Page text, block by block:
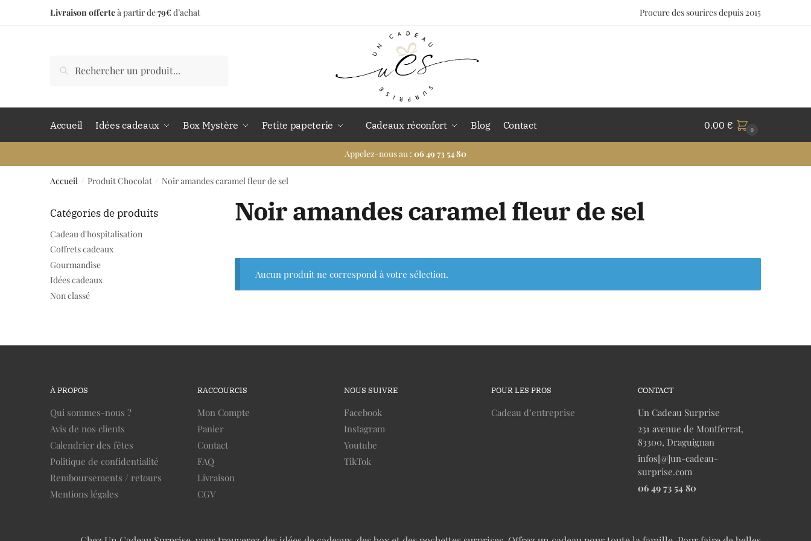
Livraison offerteà partir de79€d’achat Procure des sourires depuis 2015
Accueil Idées cadeaux Box Mystère Petite papeterie Cadeaux réconfort Blog Contact 0.00 € 0
Appelez-nous au : 06 49 73 54 80
Accueil / Produit Chocolat / Noir amandes caramel fleur de sel
Noir amandes caramel fleur de sel
Aucun produit ne correspond à votre sélection.
Catégories de produits
Cadeau d'hospitalisation
Coffrets cadeaux
Gourmandise
Idées cadeaux
Non classé
À PROPOS
Qui sommes-nous ?
Avis de nos clients
Calendrier des fêtes
Politique de confidentialité
Remboursements / retours
Mentions légales
RACCOURCIS
Mon Compte
Panier
Contact
FAQ
Livraison
CGV
NOUS SUIVRE
Facebook
Instagram
Youtube
TikTok
POUR LES PROS
Cadeau d’entreprise
CONTACT
Un Cadeau Surprise
231 avenue de Montferrat,
83300, Draguignan
infos[@]un-cadeau-
surprise.com
06 49 73 54 80